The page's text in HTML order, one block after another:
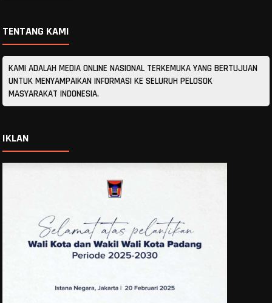
TENTANG KAMI
KAMI ADALAH MEDIA ONLINE NASIONAL TERKEMUKA YANG BERTUJUAN
UNTUK MENYAMPAIKAN INFORMASI KE SELURUH PELOSOK
MASYARAKAT INDONESIA.
IKLAN